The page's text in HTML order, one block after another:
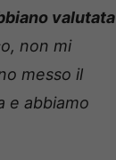
valutata
non mi
messo il
e abbiamo